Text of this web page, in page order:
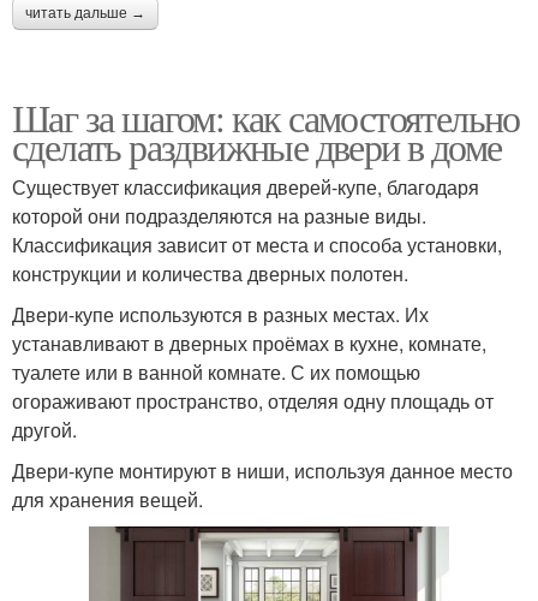
читать дальше →
Шаг за шагом: как самостоятельно
сделать раздвижные двери в доме
Существует классификация дверей-купе, благодаря
которой они подразделяются на разные виды.
Классификация зависит от места и способа установки,
конструкции и количества дверных полотен.
Двери-купе используются в разных местах. Их
устанавливают в дверных проёмах в кухне, комнате,
туалете или в ванной комнате. С их помощью
огораживают пространство, отделяя одну площадь от
другой.
Двери-купе монтируют в ниши, используя данное место
для хранения вещей.